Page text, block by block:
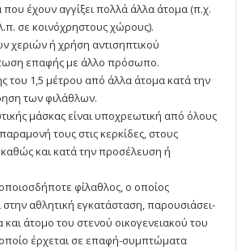
που έχουν αγγίξει πολλά άλλα άτομα (π.χ.
σε κοινόχρηστους χώρους).
χεριών ή χρήση αντισηπτικού
επαφής με άλλο πρόσωπο.
του 1,5 μέτρου από άλλα άτομα κατά την
των φιλάθλων.
μάσκας είναι υποχρεωτική από όλους
τους στις κερκίδες, στους
και κατά την προσέλευση ή
φίλαθλος, ο οποίος
στην αθλητική εγκατάσταση, παρουσιάσει-
και άτομο του στενού οικογενειακού του
έρχεται σε επαφή-συμπτώματα